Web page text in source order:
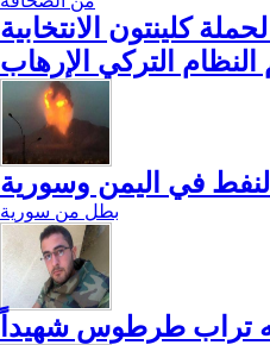
كلينتون الانتخابية
التركي الإرهاب
في اليمن وسورية
بطل من سورية
تراب طرطوس شهيداً